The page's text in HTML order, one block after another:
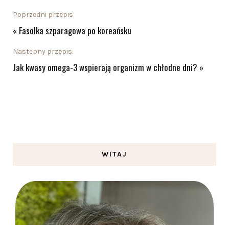
Poprzedni przepis
« Fasolka szparagowa po koreańsku
Następny przepis:
Jak kwasy omega-3 wspierają organizm w chłodne dni? »
WITAJ